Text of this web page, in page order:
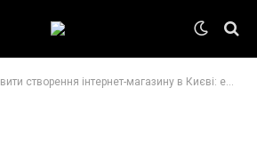
створення інтернет-магазину в Києві: експертні поради